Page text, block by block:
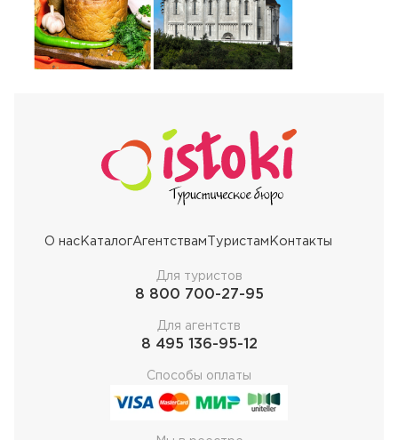
О насКаталогАгентствам Туристам Контакты
Для туристов
8 800 700-27-95
Для агентств
8 495 136-95-12
Способы оплаты